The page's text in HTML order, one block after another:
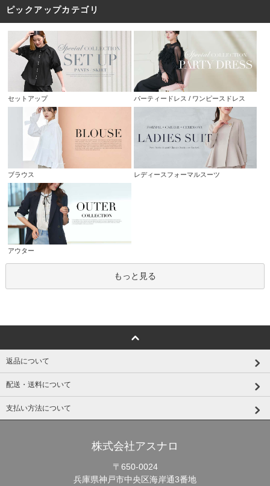
ピックアップカテゴリ
セットアップ パーティードレス / ワンピースドレス
ブラウス レディースフォーマルスーツ
アウター
もっと見る
返品について
配送・送料について
支払い方法について
株式会社アスナロ
〒650-0024
兵庫県神戸市中央区海岸通3番地